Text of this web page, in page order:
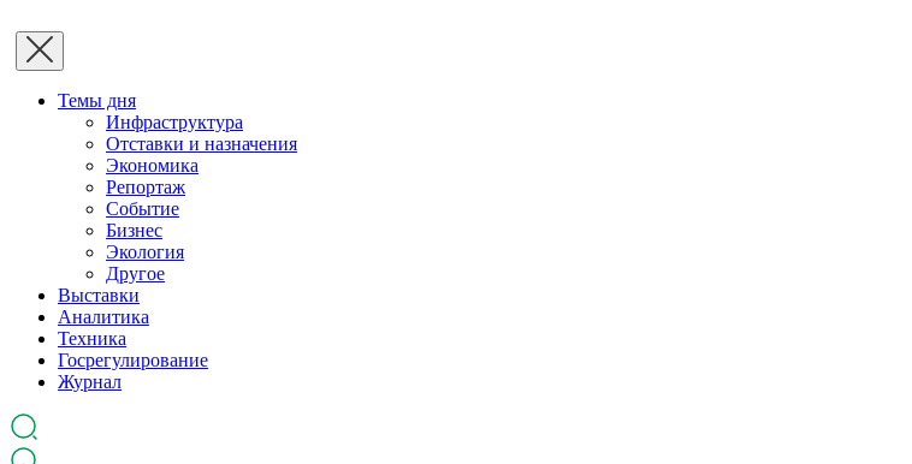
Темы дня
Инфраструктура
Отставки и назначения
Экономика
Репортаж
Событие
Бизнес
Экология
Другое
Выставки
Аналитика
Техника
Госрегулирование
Журнал